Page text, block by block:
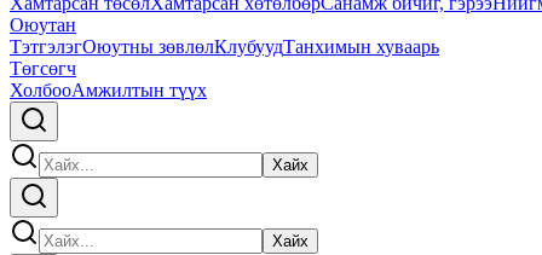
Оюутан
ТэтгэлэгОюутны зөвлөлКлубуудТанхимын хуваарь
Төгсөгч
ХолбооАмжилтын түүх
Хайх
Хайх